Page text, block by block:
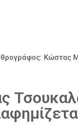
Κώστας